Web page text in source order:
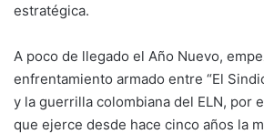
estratégica.
A poco de llegado el Año Nuevo,
enfrentamiento armado entre “El
y la guerrilla colombiana del ELN, por
que ejerce desde hace cinco años la